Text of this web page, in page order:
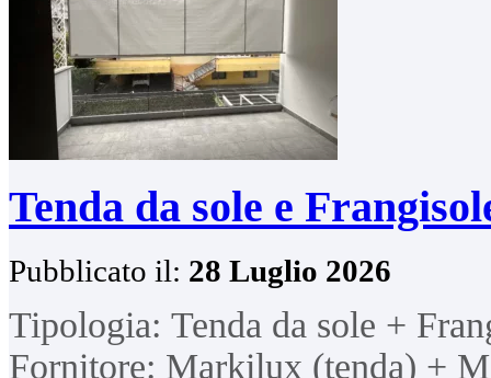
Tenda da sole e
Pubblicato il: 28 Luglio 2026
Tipologia: Tenda da sole +
Fornitore: Markilux (tenda) +